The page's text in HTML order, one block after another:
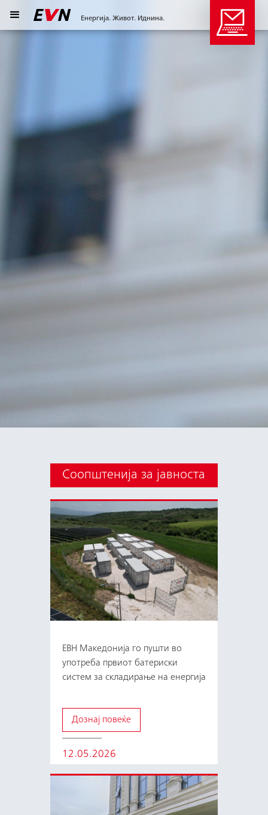
Енергија. Живот. Иднина.
Соопштенија за јавноста
ЕВН Македонија го пушти во
употреба првиот батериски
систем за складирање на енергија
Дознај повеќе
12.05.2026